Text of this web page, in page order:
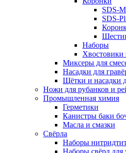
SDS-
SDS-
Наборы
Хвостовики
Миксеры для
Насадки для
Щётки и насадки
Ножи для рубанков и
Промышленная химия
Герметики
Канистры баки
Масла и смазки
Свёрла
Наборы
Наборы свёрл для